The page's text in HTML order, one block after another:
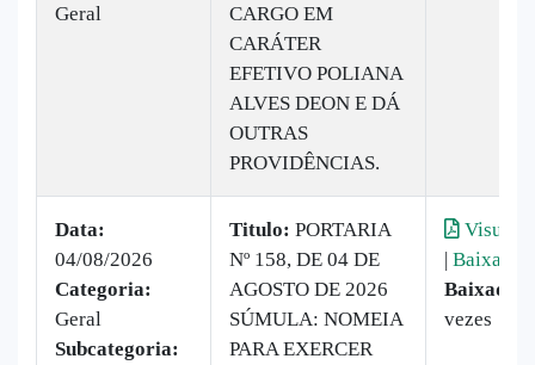
Geral
CARGO EM
CARÁTER
EFETIVO POLIANA
ALVES DEON E DÁ
OUTRAS
PROVIDÊNCIAS.
Data:
04/08/2026
Categoria:
Geral
Subcategoria:
Titulo: PORTARIA
Nº 158, DE 04 DE
AGOSTO DE 2026
SÚMULA: NOMEIA
PARA EXERCER
| Baixar
Baixado:
vezes